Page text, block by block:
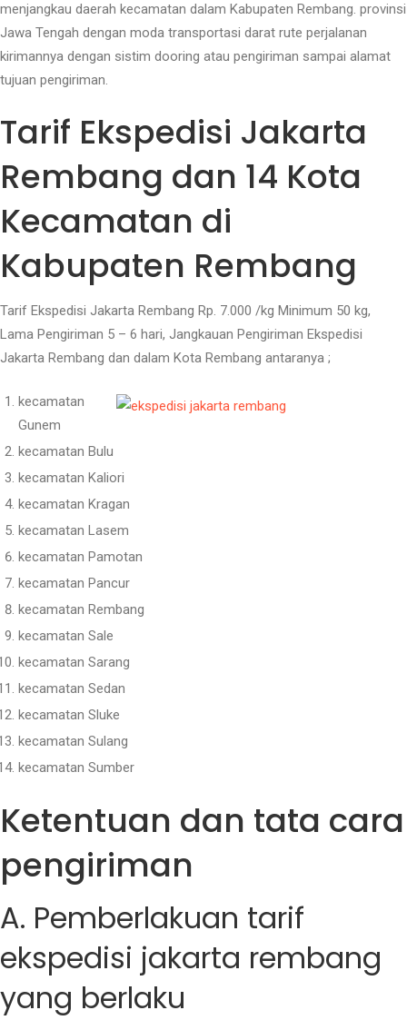
menjangkau daerah kecamatan dalam Kabupaten Rembang. provinsi
Jawa Tengah dengan moda transportasi darat rute perjalanan
kirimannya dengan sistim dooring atau pengiriman sampai alamat
tujuan pengiriman.
Tarif Ekspedisi Jakarta
Rembang dan 14 Kota
Kecamatan di
Kabupaten Rembang
Tarif Ekspedisi Jakarta Rembang Rp. 7.000 /kg Minimum 50 kg,
Lama Pengiriman 5 – 6 hari, Jangkauan Pengiriman Ekspedisi
Jakarta Rembang dan dalam Kota Rembang antaranya ;
kecamatan
Gunem
kecamatan Bulu
kecamatan Kaliori
kecamatan Kragan
kecamatan Lasem
kecamatan Pamotan
kecamatan Pancur
kecamatan Rembang
kecamatan Sale
kecamatan Sarang
kecamatan Sedan
kecamatan Sluke
kecamatan Sulang
kecamatan Sumber
Ketentuan dan tata cara
pengiriman
A. Pemberlakuan tarif
ekspedisi jakarta rembang
yang berlaku